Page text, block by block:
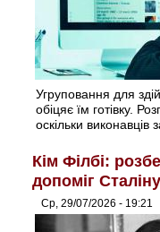
Угруповання для
обіцяє їм готівку.
оскільки виконавців
Кім Філбі:
допоміг
Ср, 29/07/2026 - 19:21